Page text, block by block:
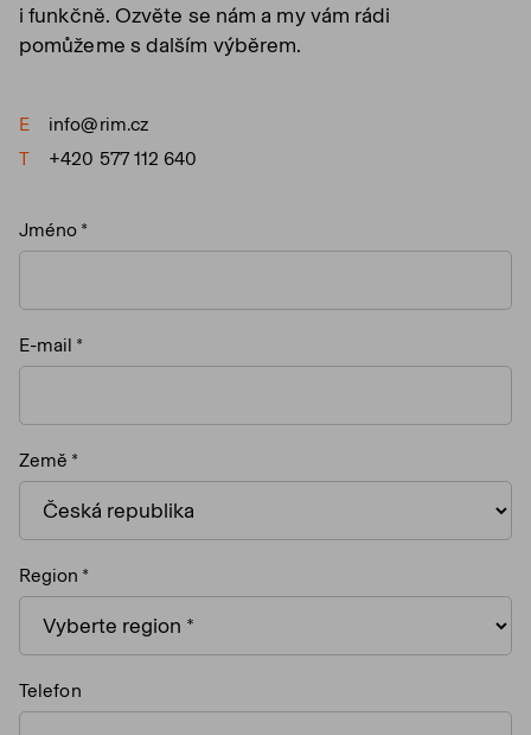
i funkčně. Ozvěte se nám a my vám rádi
pomůžeme s dalším výběrem.
E
info@rim.cz
T
+420 577 112 640
Jméno
E-mail
Země
Region
Telefon